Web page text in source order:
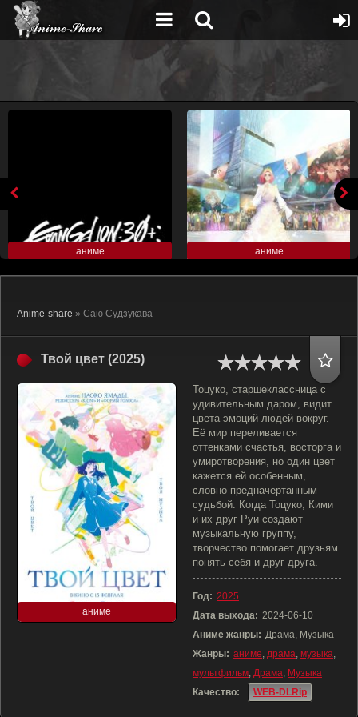
аниме аниме
Anime-share » Саю Судзукава
Твой цвет (2025)
аниме
Тоцуко, старшеклассница с
удивительным даром, видит
цвета эмоций людей вокруг.
Её мир переливается
оттенками счастья, восторга и
умиротворения, но один цвет
кажется ей особенным,
словно предначертанным
судьбой. Когда Тоцуко, Кими
и их друг Руи создают
музыкальную группу,
творчество помогает друзьям
понять себя и друг друга.
Год: 2025
Дата выхода: 2024-06-10
Аниме жанры: Драма, Музыка
Жанры: аниме, драма, музыка,
мультфильм, Драма, Музыка
Качество:
WEB-DLRip